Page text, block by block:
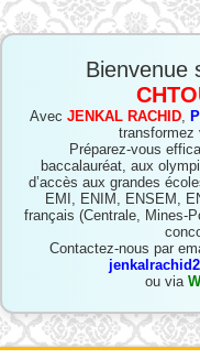
Bienvenue
Avec JENKAL RACHID,
transformez
Préparez-vous
baccalauréat, aux
d’accès aux grandes
EMI, ENIM, ENSEM,
français (Centrale, Mines-
Contactez-nous par
ou via